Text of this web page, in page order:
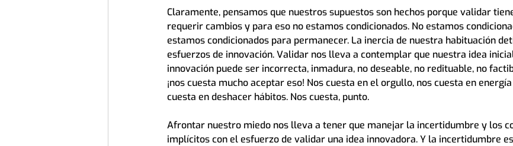
Claramente, pensamos que nuestros supuestos son hechos porque validar
requerir cambios y para eso no estamos condicionados. No estamos
estamos condicionados para permanecer. La inercia de nuestra habituación
esfuerzos de innovación. Validar nos lleva a contemplar que nuestra idea
innovación puede ser incorrecta, inmadura, no deseable, no redituable, no
¡nos cuesta mucho aceptar eso! Nos cuesta en el orgullo, nos cuesta en
cuesta en deshacer hábitos. Nos cuesta, punto.
Afrontar nuestro miedo nos lleva a tener que manejar la incertidumbre y los
implícitos con el esfuerzo de validar una idea innovadora. Y la incertidumbre